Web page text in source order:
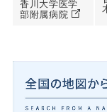
香川大学医学
部附属病院